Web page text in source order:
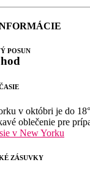
POSUN
v októbri je do
oblečenie pre
v New Yorku
ZÁSUVKY